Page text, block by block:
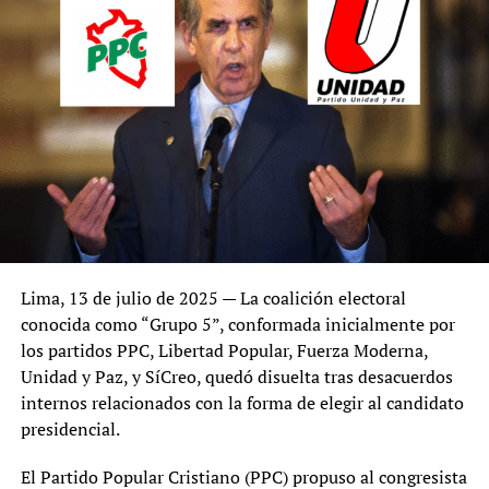
Lima, 13 de julio de 2025 — La coalición electoral
conocida como “Grupo 5”, conformada inicialmente por
los partidos PPC, Libertad Popular, Fuerza Moderna,
Unidad y Paz, y SíCreo, quedó disuelta tras desacuerdos
internos relacionados con la forma de elegir al candidato
presidencial.
El Partido Popular Cristiano (PPC) propuso al congresista